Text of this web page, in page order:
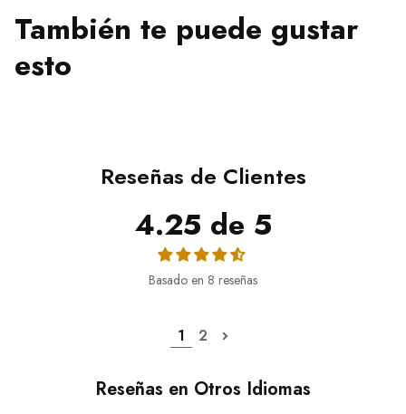
También te puede gustar
esto
Reseñas de Clientes
4.25 de 5
Basado en 8 reseñas
1 2
Reseñas en Otros Idiomas